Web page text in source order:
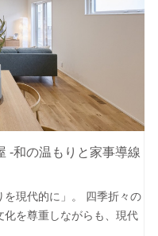
-和の温もりと家事導線
を現代的に」。 四季折々の
化を尊重しながらも、現代